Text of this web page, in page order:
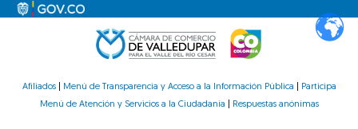
Afiliados| Menú de Transparencia y Acceso a la Información Pública
Participa
Menú de Atención y Servicios a la Ciudadanía
Respuestas anónimas